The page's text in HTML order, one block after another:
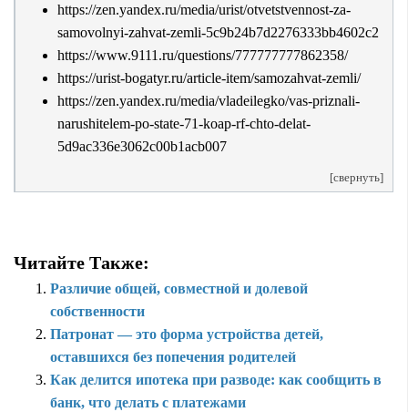
https://zen.yandex.ru/media/urist/otvetstvennost-za-
samovolnyi-zahvat-zemli-5c9b24b7d2276333bb4602c2
https://www.9111.ru/questions/777777777862358/
https://urist-bogatyr.ru/article-item/samozahvat-zemli/
https://zen.yandex.ru/media/vladeilegko/vas-priznali-
narushitelem-po-state-71-koap-rf-chto-delat-
5d9ac336e3062c00b1acb007
[свернуть]
Читайте Также:
Различие общей, совместной и долевой
собственности
Патронат — это форма устройства детей,
оставшихся без попечения родителей
Как делится ипотека при разводе: как сообщить в
банк, что делать с платежами